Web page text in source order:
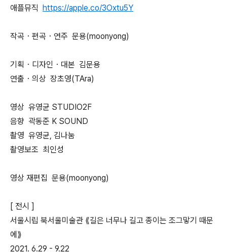
애플뮤직 https://apple.co/3Oxtu5Y
작곡・편곡・연주 문용(moonyong)
기획・디자인・대본 김문용
연출・의상 장초영(TAra)
영상 유영균 STUDIO2F
음향 곽동준 K SOUND
촬영 유영균, 김나눔
촬영보조 최인성
영상 재편집 문용(moonyong)
[ 전시 ]
서울시립 북서울미술관 ⟪길은 너무나 길고 종이는 조그맣기 때문
에⟫
2021. 6.29 - 9.22